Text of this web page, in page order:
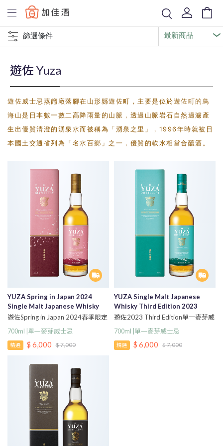
Baccus
篩選條件
遊佐 Yuza
遊佐威士忌蒸餾廠落腳在山形縣遊佐町，主要是位於遊佐町的鳥
海山是日本數一數二高降雨量的山脈，透過山脈岩石自然過濾產
生出優質清澄的湧泉水而被稱為「湧泉之里」，1996年時就被日
本國土交通省列為「名水百鄉」之一，優質的軟水相當合釀酒。
YUZA Spring in Japan 2024
Single Malt Japanese Whisky
遊佐Spring in Japan 2024春季限定
版單一麥芽威士忌
700ml |單一麥芽威士忌
精選 $ 6,000 $ 7,000
YUZA Single Malt Japanese
Whisky Third Edition 2023
遊佐2023 Third Edition單一麥芽威
700ml |單一麥芽威士忌
精選 $ 6,000 $ 7,000